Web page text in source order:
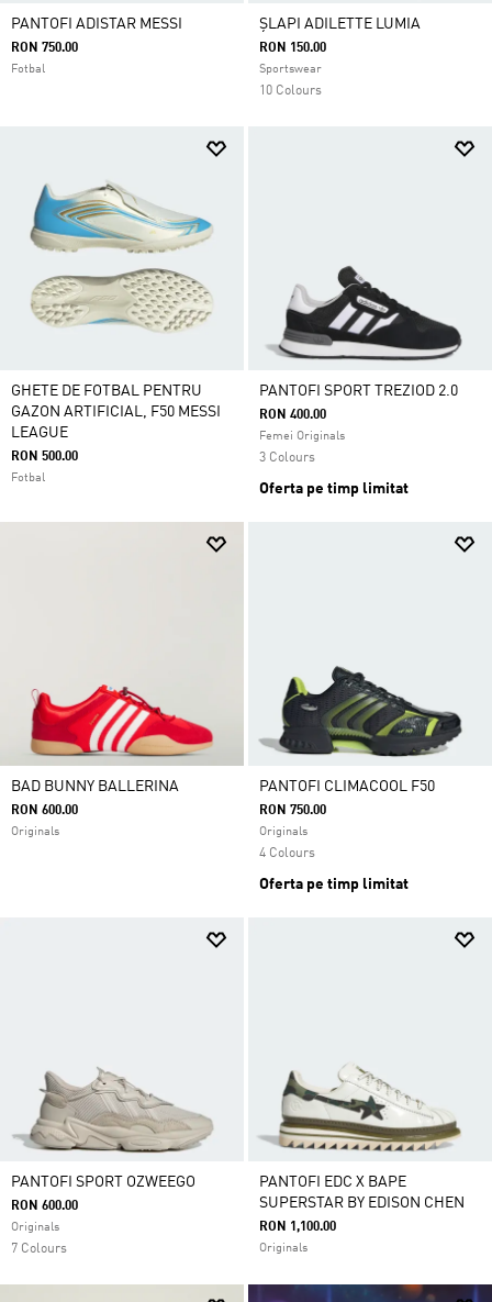
PANTOFI ADISTAR MESSI
RON 750.00
Fotbal
ȘLAPI ADILETTE LUMIA
RON 150.00
Sportswear
10 Colours
GHETE DE FOTBAL PENTRU
GAZON ARTIFICIAL, F50 MESSI
LEAGUE
RON 500.00
Fotbal
PANTOFI SPORT TREZIOD 2.0
RON 400.00
Femei Originals
3 Colours
Oferta pe timp limitat
BAD BUNNY BALLERINA
RON 600.00
Originals
PANTOFI CLIMACOOL F50
RON 750.00
Originals
4 Colours
Oferta pe timp limitat
PANTOFI SPORT OZWEEGO
RON 600.00
Originals
7 Colours
PANTOFI EDC X BAPE
SUPERSTAR BY EDISON CHEN
RON 1,100.00
Originals